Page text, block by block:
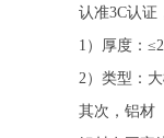
认准3C认证
1）厚度：
2）类型：
其次，铝材